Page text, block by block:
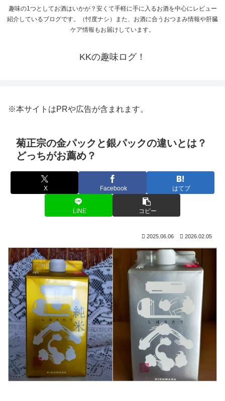
趣味の1つとしてお酒はいかが？安くて手軽に手に入るお酒を中心にレビュー
紹介しているブログです。（忖度ナシ）また、お酒に合うおつまみ情報や肝臓
ケア情報もお届けしています。
KKの趣味ログ！
※本サイトはPRや広告が含まれます。
菊正宗の金パックと銀パックの違いとは？
どっちがお薦め？
X Facebook はてブ
LINE コピー
2025.06.06 2026.02.05